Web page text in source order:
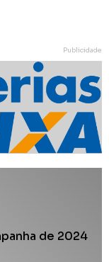
Publicidade
de 2024